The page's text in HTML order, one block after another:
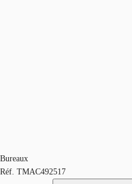
Bureaux
Réf. TMAC492517